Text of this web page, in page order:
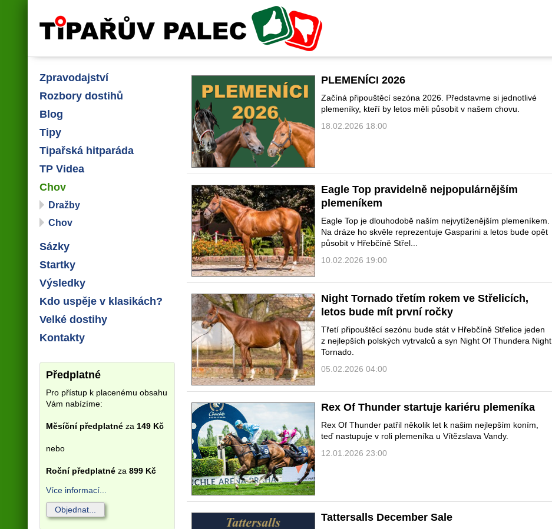
Tipařův palec
Zpravodajství
Rozbory dostihů
Blog
Tipy
Tipařská hitparáda
TP Videa
Chov
Dražby
Chov
Sázky
Startky
Výsledky
Kdo uspěje v klasikách?
Velké dostihy
Kontakty
Předplatné
Pro přístup k placenému obsahu
Vám nabízíme:
Měsíční předplatné za 149 Kč
nebo
Roční předplatné za 899 Kč
Více informací...
Objednat...
PLEMENÍCI 2026
Začíná připouštěcí sezóna 2026. Představme si jednotlivé
plemeníky, kteří by letos měli působit v našem chovu.
18.02.2026 18:00
Eagle Top pravidelně nejpopulárnějším
plemeníkem
Eagle Top je dlouhodobě naším nejvytíženějším plemeníkem.
Na dráze ho skvěle reprezentuje Gasparini a letos bude opět
působit v Hřebčíně Střel...
10.02.2026 19:00
Night Tornado třetím rokem ve Střelicích,
letos bude mít první ročky
Třetí připouštěcí sezónu bude stát v Hřebčíně Střelice jeden
z nejlepších polských vytrvalců a syn Night Of Thundera Night
Tornado.
05.02.2026 04:00
Rex Of Thunder startuje kariéru plemeníka
Rex Of Thunder patřil několik let k našim nejlepším koním,
teď nastupuje v roli plemeníka u Vítězslava Vandy.
12.01.2026 23:00
Tattersalls December Sale